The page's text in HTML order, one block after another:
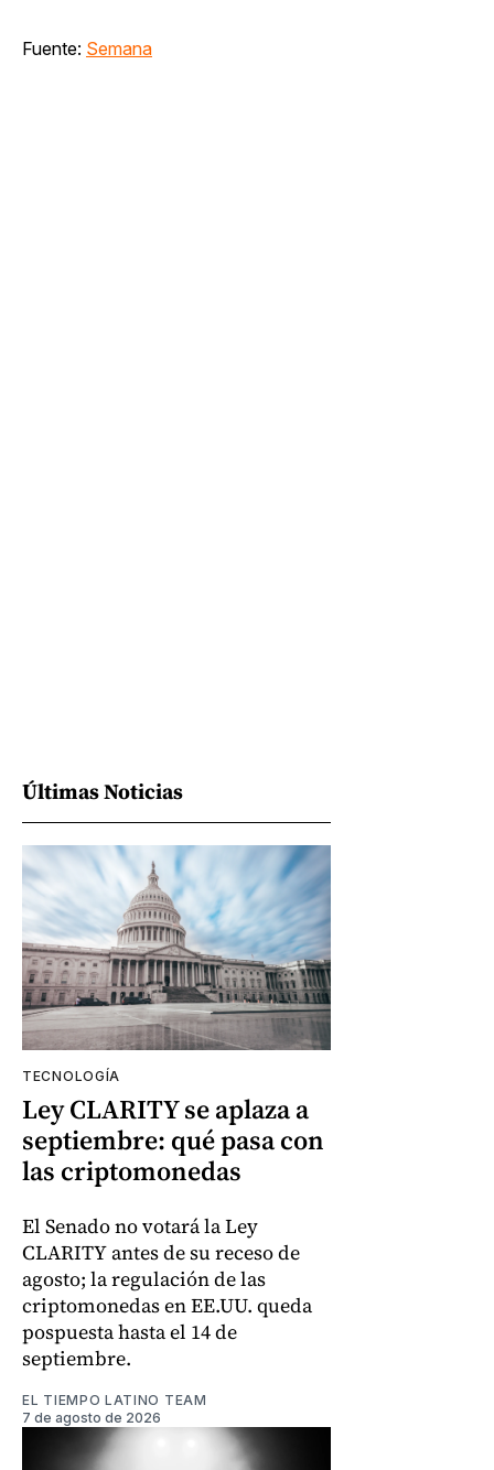
Fuente: Semana
Últimas Noticias
TECNOLOGÍA
Ley CLARITY se aplaza a
septiembre: qué pasa con
las criptomonedas
El Senado no votará la Ley
CLARITY antes de su receso de
agosto; la regulación de las
criptomonedas en EE.UU. queda
pospuesta hasta el 14 de
septiembre.
EL TIEMPO LATINO TEAM
7 de agosto de 2026